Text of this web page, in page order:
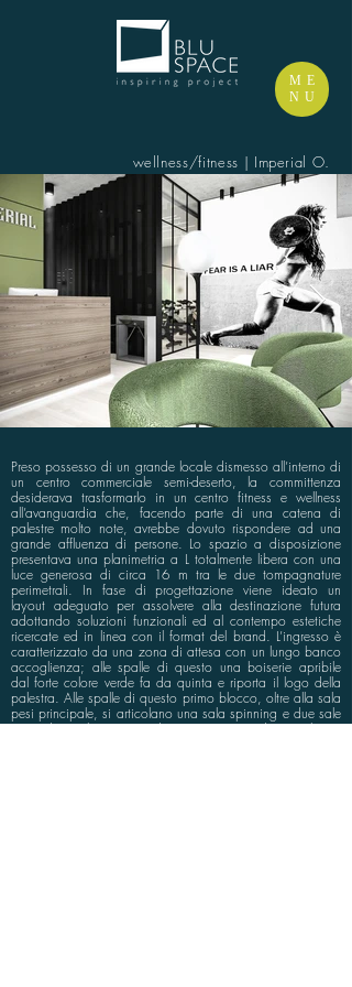
ME
NU
wellness/fitness | Imperial O.
Preso possesso di un grande locale dismesso all’interno di
un centro commerciale semi-deserto, la committenza
desiderava trasformarlo in un centro fitness e wellness
all’avanguardia che, facendo parte di una catena di
palestre molto note, avrebbe dovuto rispondere ad una
grande affluenza di persone. Lo spazio a disposizione
presentava una planimetria a L totalmente libera con una
luce generosa di circa 16 m tra le due tompagnature
perimetrali. In fase di progettazione viene ideato un
layout adeguato per assolvere alla destinazione futura
adottando soluzioni funzionali ed al contempo estetiche
ricercate ed in linea con il format del brand. L’ingresso è
caratterizzato da una zona di attesa con un lungo banco
accoglienza; alle spalle di questo una boiserie apribile
dal forte colore verde fa da quinta e riporta il logo della
palestra. Alle spalle di questo primo blocco, oltre alla sala
pesi principale, si articolano una sala spinning e due sale
corsi di cui la più grande caratterizzata da una lunga